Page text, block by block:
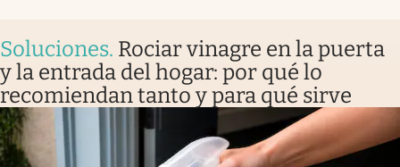
Soluciones. Rociar vinagre en la puerta
y la entrada del hogar: por qué lo
recomiendan tanto y para qué sirve